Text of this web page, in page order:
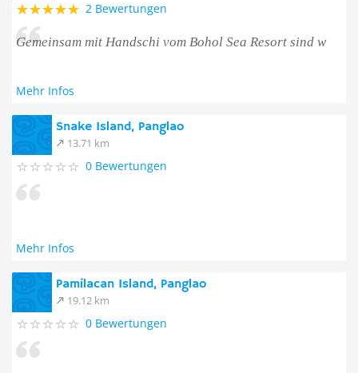
2 Bewertungen
Gemeinsam mit Handschi vom Bohol Sea Resort sind w
Mehr Infos
Snake Island, Panglao
13.71 km
0 Bewertungen
Mehr Infos
Pamilacan Island, Panglao
19.12 km
0 Bewertungen